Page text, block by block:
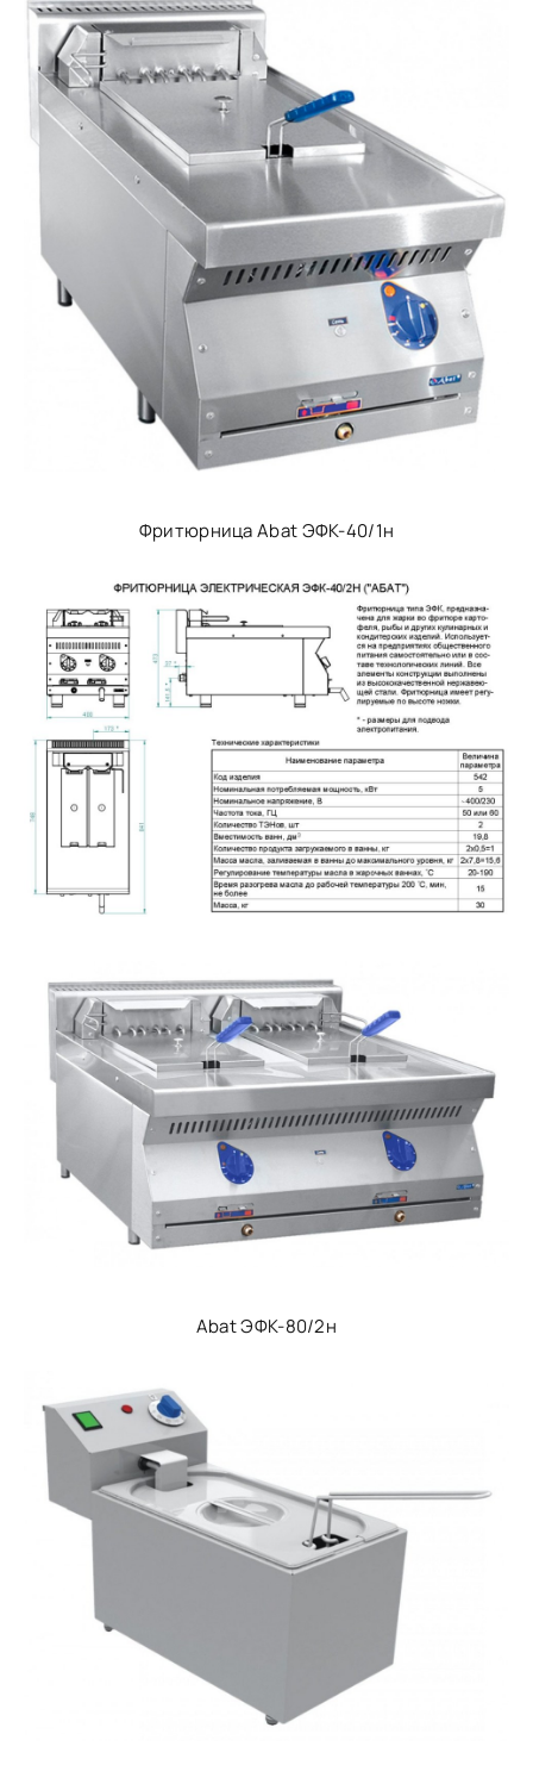
Фритюрница Abat ЭФК-40/1н
Abat ЭФК-80/2н